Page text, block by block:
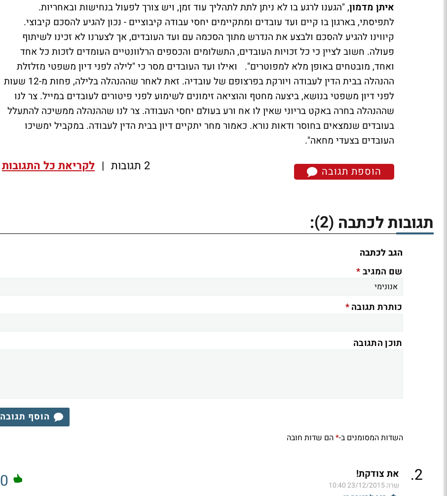
איתן מדמון, "הגענו לרגע בו לא ניתן לתת לתהליך עוד זמן, ויש צורך לפעול בנחישות ובאחריות.
לתפיסתי, בארגון בו קיים ועד עובדים ומתקיימים יחסי עבודה קיבוציים - נכון להגיע להסכם קיבוצי.
קיווינו להגיע להסכם ולבצע את הנדרש מתוך הסכמה עם ועד העובדים, אך לצערנו לא זכינו לשיתוף
פעולה. חשוב לציין כי כל זכויות העובדים, התשלומים והכספים הרלוונטיים העומדים לזכות כל אחד
ואחד, מובטחים באופן מלא למפוטרים". ואילו ועד העובדים מסר כי "לילה לפני דיון משפטי מזלזלת
ההנהלה בבית הדין לעבודה ויורקת בפרצופם של עובדיה. זאת לאחר שההנהלה בלילה, פחות מ-12 שעות
לפני דיון משפטי בנושא, ביצעה מחטף והוציאה זימונים לשימוע לפני פיטורים לעובדים במייל. צר לנו
שההנהלה בחרה באקט בריוני שאין לו אח ורע בעולם יחסי העבודה. צר לנו שההנהלה ממשיכה להתעלל
בעובדים שנמצאים בחוסר ודאות נורא. כאמור מחר יתקיים דיון בבית הדין לעבודה. במקביל ימשיכו
העובדים בצעדי מחאה".
הוספת תגובה 2 תגובות | לקריאת כל התגובות
תגובות לכתבה (2)
:
הגב לכתבה
שם המגיב*
כותרת תגובה*
תוכן התגובה
הוסף תגובה
השדות המסומנים ב-*הם שדות חובה
2
. את צודקת!
שרה23/12/2015 10:40
0